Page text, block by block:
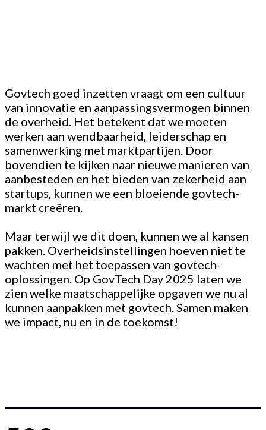
Govtech goed inzetten vraagt om een cultuur
van innovatie en aanpassingsvermogen binnen
de overheid. Het betekent dat we moeten
werken aan wendbaarheid, leiderschap en
samenwerking met marktpartijen. Door
bovendien te kijken naar nieuwe manieren van
aanbesteden en het bieden van zekerheid aan
startups, kunnen we een bloeiende govtech-
markt creëren.
Maar terwijl we dit doen, kunnen we al kansen
pakken. Overheidsinstellingen hoeven niet te
wachten met het toepassen van govtech-
oplossingen. Op GovTech Day 2025 laten we
zien welke maatschappelijke opgaven we nu al
kunnen aanpakken met govtech. Samen maken
we impact, nu en in de toekomst!